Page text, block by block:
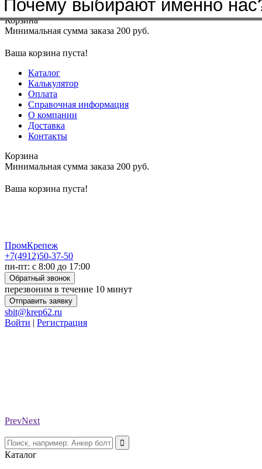
Меню+7(4912)50-37-50sbit@krep62.ru
Корзина
Минимальная сумма заказа 200 руб.
Ваша корзина пуста!
Каталог
Калькулятор
Оплата
Справочная информация
О компании
Доставка
Контакты
Корзина
Минимальная сумма заказа 200 руб.
Ваша корзина пуста!
ПромКрепеж
+7(4912)50-37-50
пн-пт: с 8:00 до 17:00
Обратный звонок
перезвоним в течение 10 минут
Отправить заявку
sbit@krep62.ru
Войти | Регистрация
PrevNext
Каталог
Почему выбирают именно